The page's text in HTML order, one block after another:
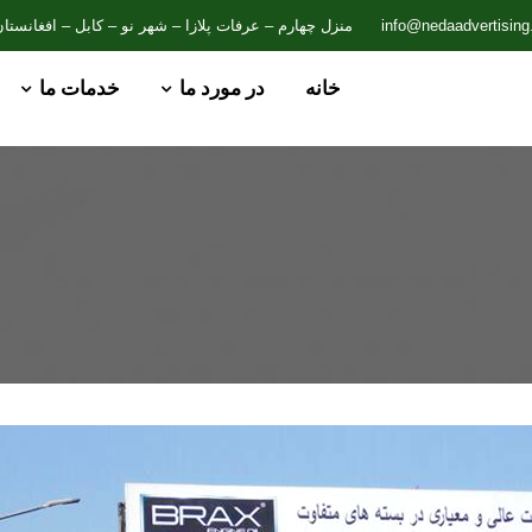
منزل چهارم – عرفات پلازا – شهر نو – کابل –
خانه در مورد ما خدمات ما